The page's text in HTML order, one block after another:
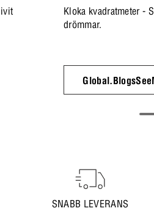
Kloka kvadratmeter -
drömmar.
SNABB LEVERANS